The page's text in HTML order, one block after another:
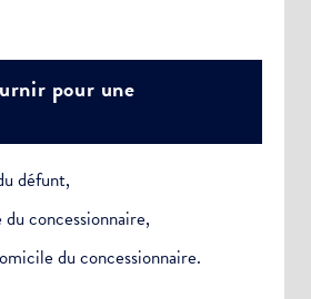
pour une
défunt,
concessionnaire,
du concessionnaire.